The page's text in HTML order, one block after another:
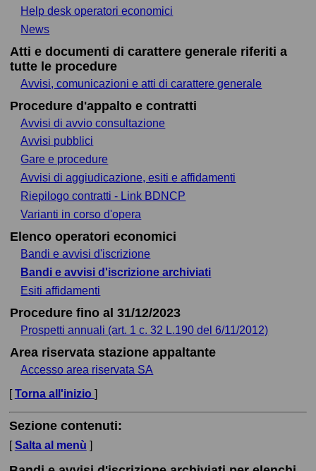
Help desk operatori economici
News
Atti e documenti di carattere generale riferiti a
tutte le procedure
Avvisi, comunicazioni e atti di carattere generale
Procedure d'appalto e contratti
Avvisi di avvio consultazione
Avvisi pubblici
Gare e procedure
Avvisi di aggiudicazione, esiti e affidamenti
Riepilogo contratti - Link BDNCP
Varianti in corso d'opera
Elenco operatori economici
Bandi e avvisi d'iscrizione
Bandi e avvisi d'iscrizione archiviati
Esiti affidamenti
Procedure fino al 31/12/2023
Prospetti annuali (art. 1 c. 32 L.190 del 6/11/2012)
Area riservata stazione appaltante
Accesso area riservata SA
[Torna all'inizio ]
Sezione contenuti:
[Salta al menù ]